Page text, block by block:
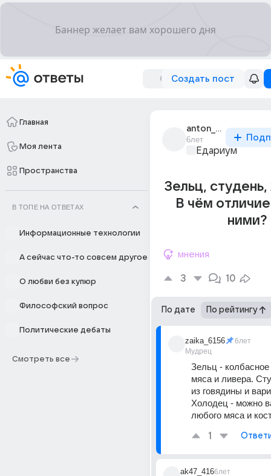
Создать пост
Главная
Моя лента
Пространства
В ТОПЕ НА ОТВЕТАХ
Информационные технологии
А сейчас что-то совсем другое
О любви без купюр
Философский вопрос
Политические дебаты
Смотреть все
anton_chekhov_2076
6лет
Едариум
Зельц,
В чём
ними?
мнения
3 10
По дате По рейтингу
zaika_6156
Мудрец
6лет
Зельц - колбасное
мяса и ливера.
из говядины и
Холодец - можно
любого мяса и
1
ak47_4166лет